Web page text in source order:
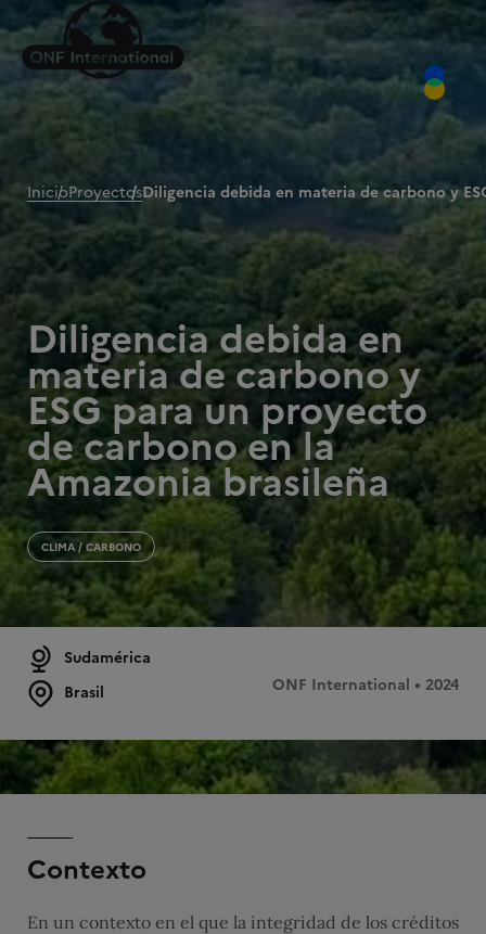
InicioProyectosDiligencia debida en materia de carbono y
Diligencia debida en
materia de carbono y
ESG para un proyecto
de carbono en la
Amazonia brasileña
CLIMA / CARBONO
Sudamérica
Brasil
ONF International • 2024
Contexto
En un contexto en el que la integridad de los créditos